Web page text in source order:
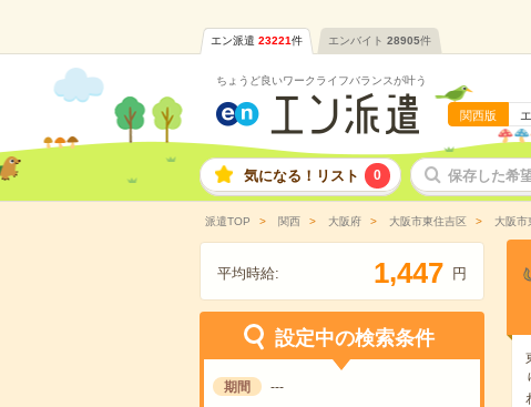
エン派遣 23221件 エンバイト 28905件
ちょうど良いワークライフバランスが叶う
関西版
気になる！リスト 0 保存した希
派遣TOP 関西 大阪府 大阪市東住吉区 大阪市
平均時給: 1,447 円
設定中の検索条件
期間 ---